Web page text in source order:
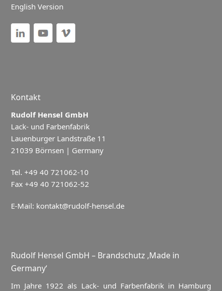
English Version
Kontakt
Rudolf Hensel GmbH
Lack- und Farbenfabrik
Lauenburger Landstraße 11
21039 Börnsen | Germany
Tel. +49 40 721062-10
Fax +49 40 721062-52
E-Mail: kontakt@rudolf-hensel.de
Rudolf Hensel GmbH – Brandschutz ‚Made in
Germany‘
Im Jahre 1922 als Lack- und Farbenfabrik in Hamburg